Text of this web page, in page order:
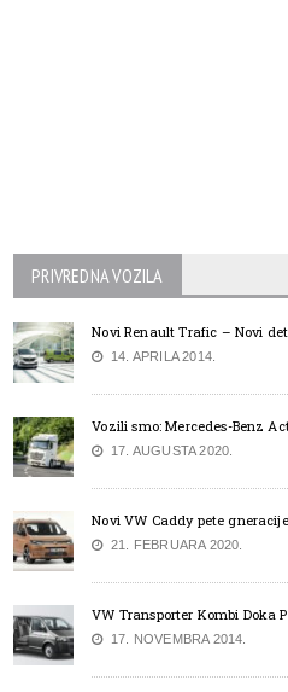
PRIVREDNA VOZILA
Novi Renault Trafic – Novi
14. APRILA 2014.
Vozili smo: Mercedes-Benz
17. AUGUSTA 2020.
Novi VW Caddy pete
21. FEBRUARA 2020.
VW Transporter Kombi Doka
17. NOVEMBRA 2014.